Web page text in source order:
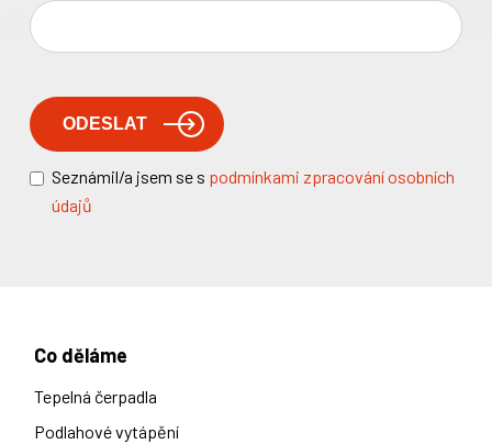
Seznámil/a jsem se s podmínkami zpracování osobních
údajů
Co děláme
Tepelná čerpadla
Podlahové vytápění